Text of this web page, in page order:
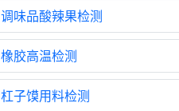
调味品酸辣果检测
橡胶高温检测
杠子馍用料检测